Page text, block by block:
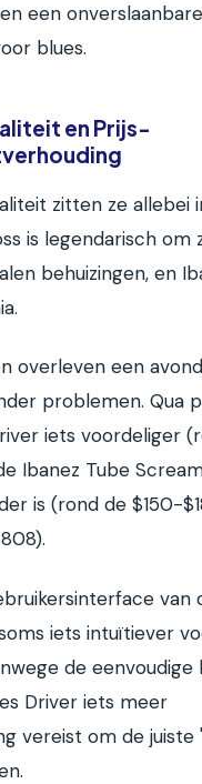
een onverslaanbare
blues.
en Prijs-
zitten ze allebei
is legendarisch om
behuizingen, en
overleven een
problemen. Qua
iets voordeliger
Ibanez Tube
is (rond de $150-
van
iets intuïtiever
de eenvoudige
Driver iets meer
vereist om de juiste